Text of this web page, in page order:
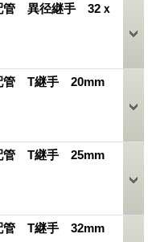
管 異径継手 32ｘ
管 T継手 20mm
管 T継手 25mm
管 T継手 32mm